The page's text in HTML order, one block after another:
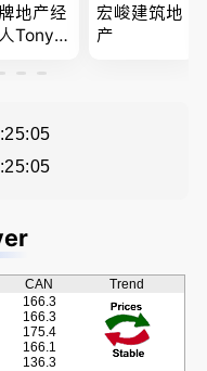
地产经
Tony L
买卖
宏峻建筑地
产
CAN
Trend
166.3
166.3
175.4
166.1
136.3